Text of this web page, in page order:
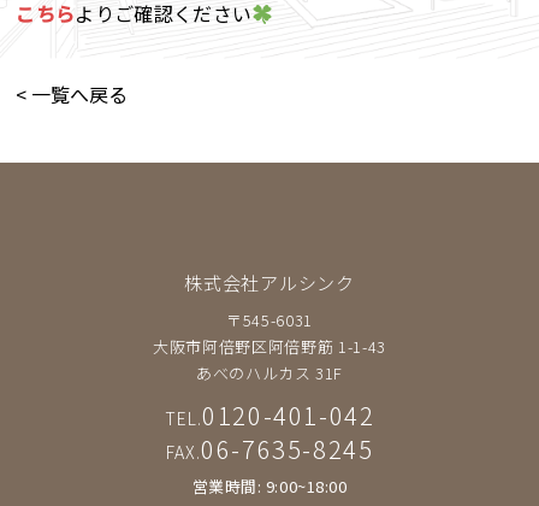
こちらよりご確認ください
< 一覧へ戻る
株式会社アルシンク
〒545-6031
大阪市阿倍野区阿倍野筋 1-1-43
あべのハルカス 31F
TEL.0120-401-042
FAX.06-7635-8245
営業時間: 9:00~18:00